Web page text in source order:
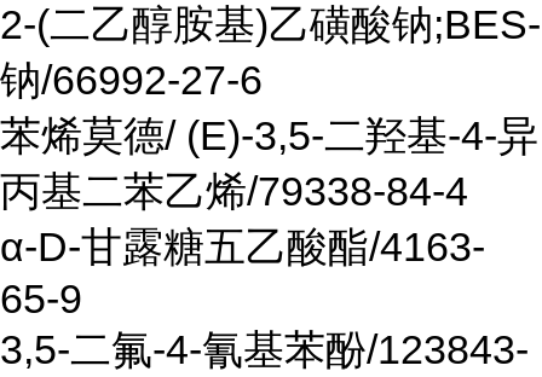
2-(二乙醇胺基)乙磺酸钠;BES-
钠/66992-27-6
苯烯莫德/ (E)-3,5-二羟基-4-异
丙基二苯乙烯/79338-84-4
α-D-甘露糖五乙酸酯/4163-
65-9
3,5-二氟-4-氰基苯酚/123843-